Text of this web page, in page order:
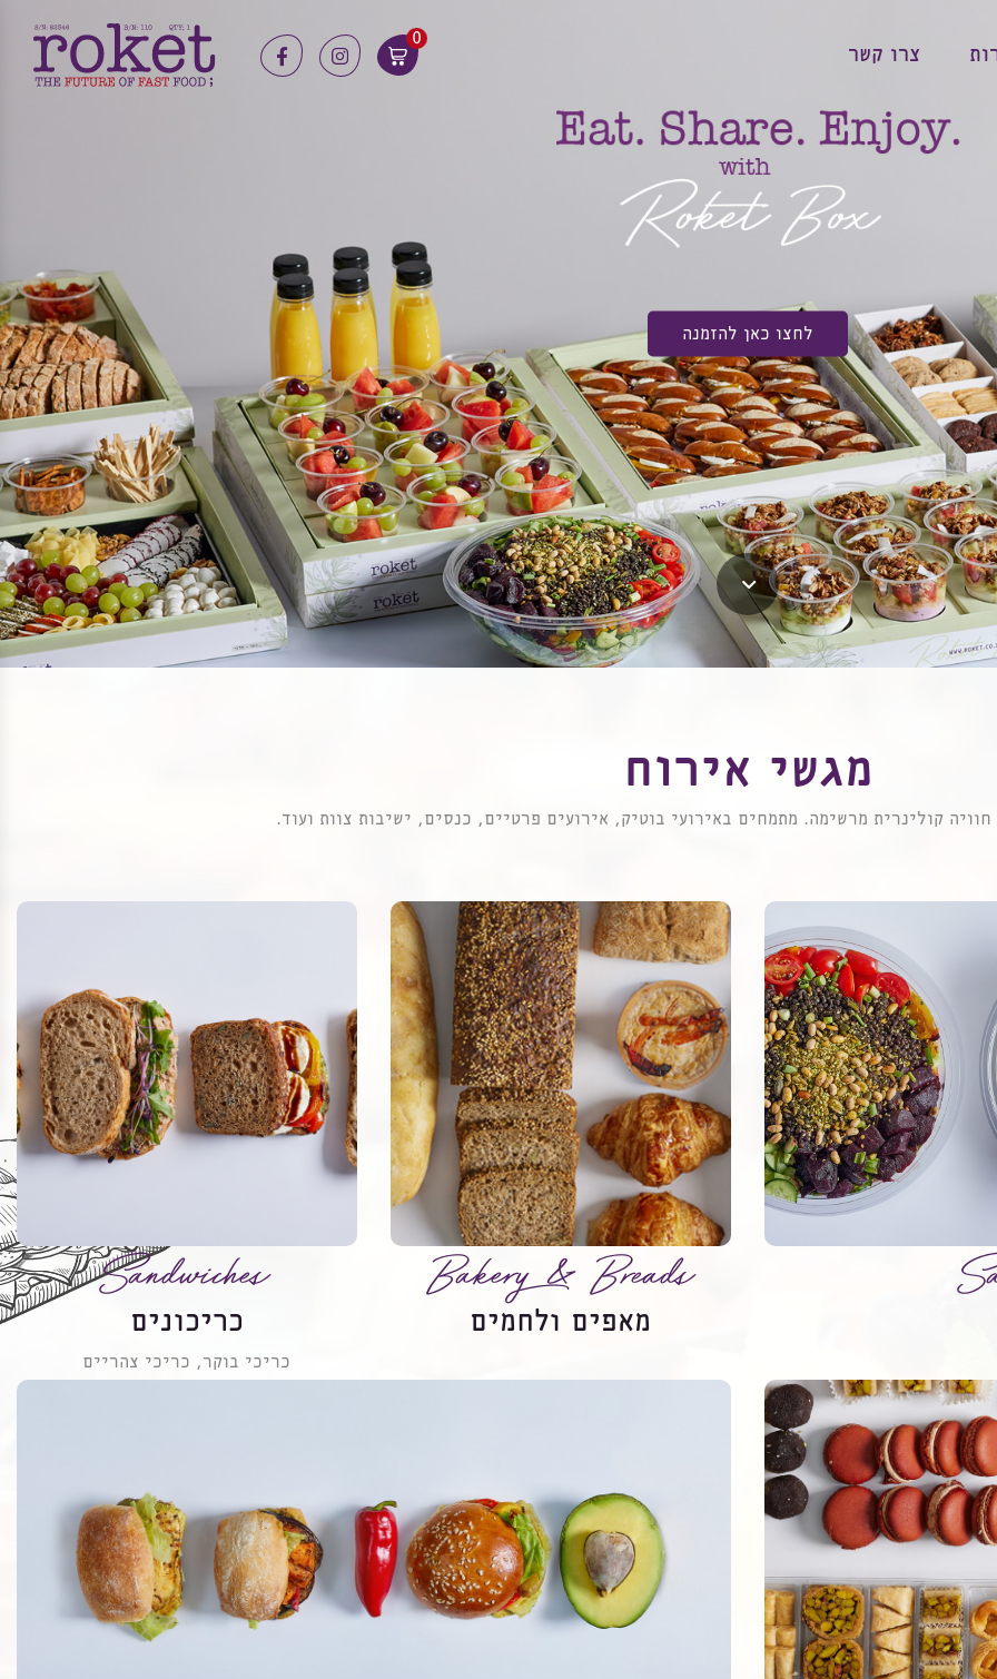
צרו קשר
0
instagram
facebook
לחצו כאן להזמנה
מגשי אירוח
קולינרית מרשימה. מתמחים באירועי בוטיק, אירועים פרטיים, כנסים, ישיבות צוות ועוד.
Bakery & Breads
מאפים ולחמים
Sandwiches
כריכונים
כריכי בוקר, כריכי צהריים